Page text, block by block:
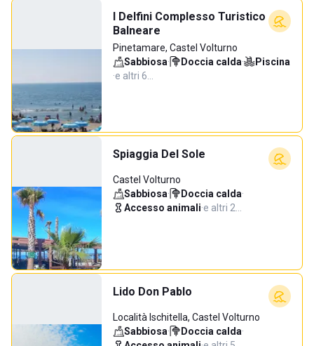
I Delfini Complesso Turistico
Balneare
Pinetamare, Castel Volturno
Sabbiosa· Doccia calda·
Piscina
·e altri 6…
Spiaggia Del Sole
Castel Volturno
Sabbiosa· Doccia calda·
Accesso animali·e altri 2…
Lido Don Pablo
Località Ischitella, Castel Volturno
Sabbiosa· Doccia calda·